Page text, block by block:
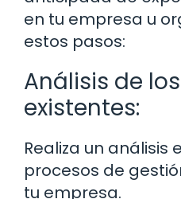
en tu empresa u
estos pasos:
Análisis de
existentes:
Realiza un análisis
procesos de
tu empresa.